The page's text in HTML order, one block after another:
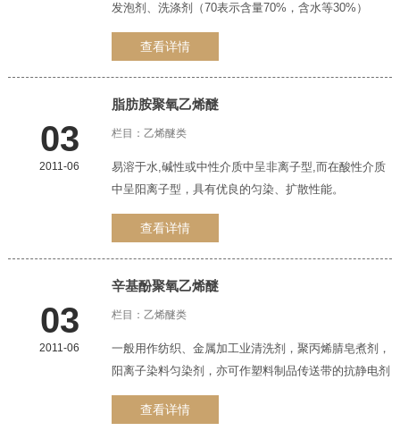
发泡剂、洗涤剂（70表示含量70%，含水等30%）
查看详情
03
2011-06
脂肪胺聚氧乙烯醚
栏目： 乙烯醚类
易溶于水,碱性或中性介质中呈非离子型,而在酸性介质
中呈阳离子型，具有优良的匀染、扩散性能。
查看详情
03
2011-06
辛基酚聚氧乙烯醚
栏目： 乙烯醚类
一般用作纺织、金属加工业清洗剂，聚丙烯腈皂煮剂，
阳离子染料匀染剂，亦可作塑料制品传送带的抗静电剂
查看详情